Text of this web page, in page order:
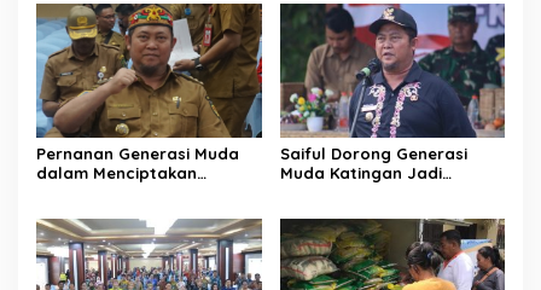
Pernanan Generasi Muda
dalam Menciptakan
Saiful Dorong Generasi
Muda Katingan Jadi